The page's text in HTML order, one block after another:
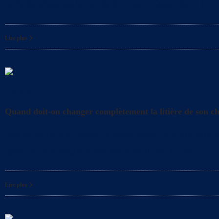
Lire plus
Quand doit-on changer complètement la litière de son
Lire plus